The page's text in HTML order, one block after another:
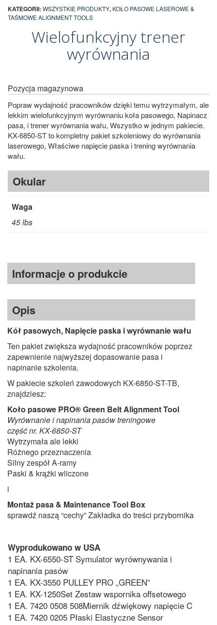
KATEGORII: WSZYSTKIE PRODUKTY, KOŁO PASOWE LASEROWE &
TAŚMOWE ALIGNMENT TOOLS
Wielofunkcyjny trener
wyrównania
Pozycja magazynowa
Popraw wydajność pracowników dzięki temu wytrzymałym, ale
lekkim wielofunkcyjnym wyrównaniu koła pasowego, Napinacz
pasa, i trener wyrównania wału, Wszystko w jednym pakiecie.
KX-6850-ST to kompletny pakiet szkoleniowy do wyrównania
laserowego, Właściwe napięcie paska i trening wyrównania
wału.
Okular
Waga
45 lbs
Informacje o produkcie
Opis
Kół pasowych, Napięcie paska i wyrównanie wału
Ten pakiet zwiększa wydajność pracowników poprzez
zapewnienie najwyższej dopasowanie pasa i
napinanie szkolenia.
W pakiecie szkoleń zawodowych KX-6850-ST-TB,
znajdziesz:
Koło pasowe PRO® Green Belt Alignment Tool
Wyrównanie i napinania pasów treningowe
część nr. KX-6850-ST
Wytrzymała ale lekki
Różnego przeznaczenia
Silny zespół A-ramy
Paski & krążki wliczone
i
Montaż pasa & Maintenance Tool Box
sprawdź naszą “cechy” Zakładka do treści przybornika
Wyprodukowano w USA
1 EA. KX-6550-ST Symulator wyrównywania i
napinania pasów
1 EA. KX-3550 PULLEY PRO „GREEN”
1 EA. KX-1250Set Zestaw wspornika offsetowego
1 EA. 7420 0508 508Miernik dźwiękowy napięcie C
1 EA. 7420 0205 Płaski Elastyczne Sensor